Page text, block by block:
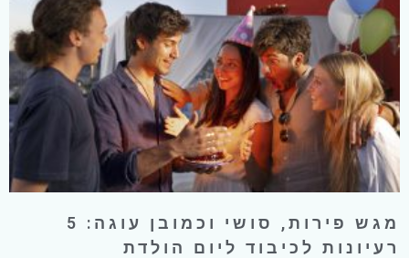
מגש פירות, סושי וכמובן עוגה: 5
רעיונות לכיבוד ליום הולדת